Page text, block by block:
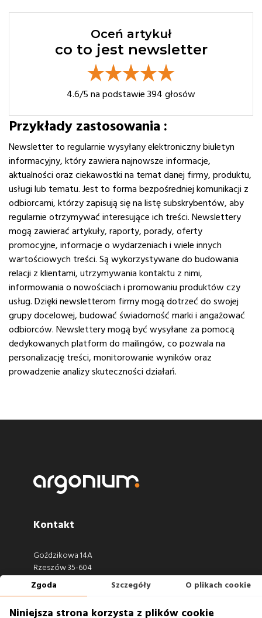
Oceń artykuł
co to jest newsletter
4.6/5 na podstawie 394 głosów
Przykłady zastosowania :
Newsletter to regularnie wysyłany elektroniczny biuletyn
informacyjny, który zawiera najnowsze informacje,
aktualności oraz ciekawostki na temat danej firmy, produktu,
usługi lub tematu. Jest to forma bezpośredniej komunikacji z
odbiorcami, którzy zapisują się na listę subskrybentów, aby
regularnie otrzymywać interesujące ich treści. Newslettery
mogą zawierać artykuły, raporty, porady, oferty
promocyjne, informacje o wydarzeniach i wiele innych
wartościowych treści. Są wykorzystywane do budowania
relacji z klientami, utrzymywania kontaktu z nimi,
informowania o nowościach i promowaniu produktów czy
usług. Dzięki newsletterom firmy mogą dotrzeć do swojej
grupy docelowej, budować świadomość marki i angażować
odbiorców. Newslettery mogą być wysyłane za pomocą
dedykowanych platform do mailingów, co pozwala na
personalizację treści, monitorowanie wyników oraz
prowadzenie analizy skuteczności działań.
Kontakt
Goździkowa 14A
Rzeszów 35-604
Zgoda Szczegóły O plikach cookie
Niniejsza strona korzysta z plików cookie